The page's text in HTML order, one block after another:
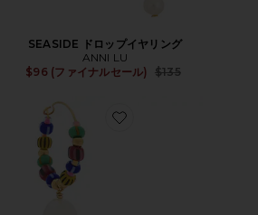
SEASIDE ドロップイヤリング
ANNI LU
$96 (ファイナルセール)
Previous price:
$135
Favorite MAGIC フープイヤ